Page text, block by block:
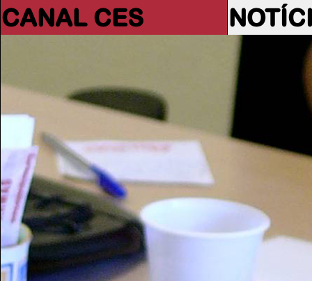
CANAL CES